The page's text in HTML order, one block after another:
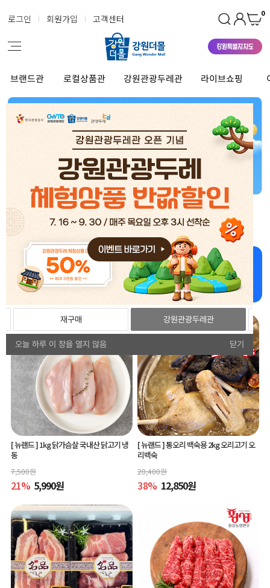
로그인 회원가입 고객센터 0
브랜드관 로컬상품관 강원관광두레관 라이브쇼핑
재구매 강원관광두레관
오늘 하루 이 창을 열지 않음 닫기
강원더몰 상품 좋아~ 너무 좋아~
강원더몰 추천상품 추천드립니다!
[ 뉴랜드 ]1kg 닭가슴살 국내산 닭고기 냉
동
7,500원
21% 5,990원
[ 뉴랜드 ]통오리 백숙용 2kg 오리고기 오
리백숙
20,400원
38% 12,850원